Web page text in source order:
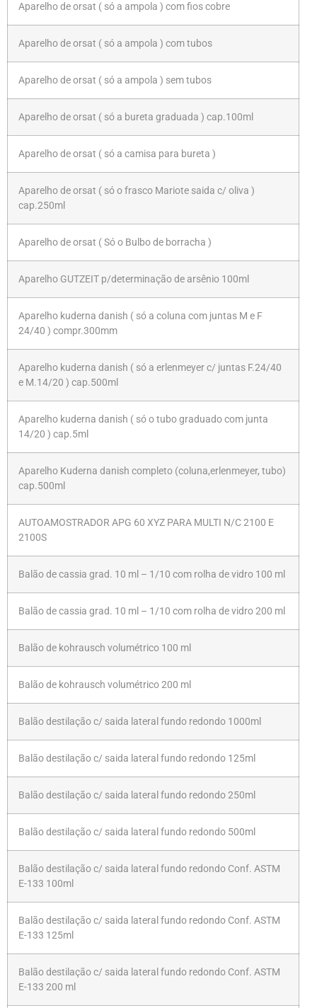
Aparelho de orsat ( só a ampola ) com fios cobre
Aparelho de orsat ( só a ampola ) com tubos
Aparelho de orsat ( só a ampola ) sem tubos
Aparelho de orsat ( só a bureta graduada ) cap.100ml
Aparelho de orsat ( só a camisa para bureta )
Aparelho de orsat ( só o frasco Mariote saida c/ oliva )
cap.250ml
Aparelho de orsat ( Só o Bulbo de borracha )
Aparelho GUTZEIT p/determinação de arsênio 100ml
Aparelho kuderna danish ( só a coluna com juntas M e F
24/40 ) compr.300mm
Aparelho kuderna danish ( só a erlenmeyer c/ juntas F.24/40
e M.14/20 ) cap.500ml
Aparelho kuderna danish ( só o tubo graduado com junta
14/20 ) cap.5ml
Aparelho Kuderna danish completo (coluna,erlenmeyer, tubo)
cap.500ml
AUTOAMOSTRADOR APG 60 XYZ PARA MULTI N/C 2100 E
2100S
Balão de cassia grad. 10 ml – 1/10 com rolha de vidro 100 ml
Balão de cassia grad. 10 ml – 1/10 com rolha de vidro 200 ml
Balão de kohrausch volumétrico 100 ml
Balão de kohrausch volumétrico 200 ml
Balão destilação c/ saida lateral fundo redondo 1000ml
Balão destilação c/ saida lateral fundo redondo 125ml
Balão destilação c/ saida lateral fundo redondo 250ml
Balão destilação c/ saida lateral fundo redondo 500ml
Balão destilação c/ saida lateral fundo redondo Conf. ASTM
E-133 100ml
Balão destilação c/ saida lateral fundo redondo Conf. ASTM
E-133 125ml
Balão destilação c/ saida lateral fundo redondo Conf. ASTM
E-133 200 ml